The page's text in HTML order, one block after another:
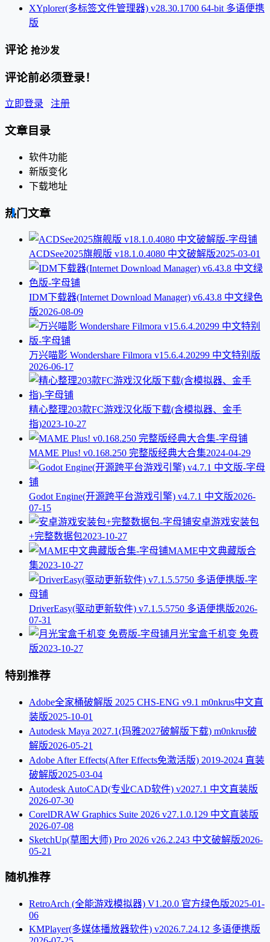
XYplorer(多标签文件管理器) v28.30.1700 64-bit 多语便携
版
评论 抢沙发
评论前必须登录！
立即登录 注册
文章目录
软件功能
新版变化
下载地址
热门文章
ACDSee2025旗舰版 v18.1.0.4080 中文破解版2025-03-01
IDM下载器(Internet Download Manager) v6.43.8 中文绿色
版2026-08-09
万兴喵影 Wondershare Filmora v15.6.4.20299 中文特别版
2026-06-17
精心整理203款FC游戏汉化版下载(含模拟器、金手
指)2023-10-27
MAME Plus! v0.168.250 完整版经典大合集2024-04-29
Godot Engine(开源跨平台游戏引擎) v4.7.1 中文版2026-
07-15
安卓游戏安装包
+完整数据包2023-10-27
MAME中文典藏版合
集2023-10-27
DriverEasy(驱动更新软件) v7.1.5.5750 多语便携版2026-
07-31
月光宝盒千机变 免费
版2023-10-27
特别推荐
Adobe全家桶破解版 2025 CHS-ENG v9.1 m0nkrus中文直
装版2025-10-01
Autodesk Maya 2027.1(玛雅2027破解版下载) m0nkrus破
解版2026-05-21
Adobe After Effects(After Effects免激活版) 2019-2024 直装
破解版2025-03-04
Autodesk AutoCAD(专业CAD软件) v2027.1 中文直装版
2026-07-30
CorelDRAW Graphics Suite 2026 v27.1.0.129 中文直装版
2026-07-08
SketchUp(草图大师) Pro 2026 v26.2.243 中文破解版2026-
05-21
随机推荐
RetroArch (全能游戏模拟器) V1.20.0 官方绿色版2025-01-
06
KMPlayer(多媒体播放器软件) v2026.7.24.12 多语便携版